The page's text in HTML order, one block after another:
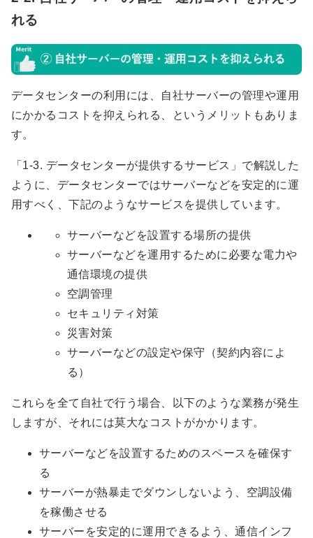
れる
データセンターの利用には、自社サーバーの管理や運用
にかかるコストを抑えられる、というメリットもありま
す。
「 1-3. データセンターが提供するサービス 」で解説した
ように、データセンターではサーバーなどを安定的に運
用すべく、下記のようなサービスを提供しています。
サーバーなどを設置する場所の提供
サーバーなどを運用するために必要な電力や
通信環境の提供
空調管理
セキュリティ対策
災害対策
サーバーなどの設定や保守（契約内容によ
る）
これらを全て自社で行う場合、以下のような業務が発生
しますが、それには莫大なコストがかかります。
サーバーなどを設置するためのスペースを確保す
る
サーバーが熱暴走でダウンしないよう、空調設備
を稼働させる
サーバーを安定的に運用できるよう、通信インフ